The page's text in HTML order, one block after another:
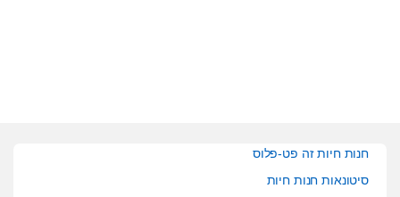
חנות חיות זה פט-פלוס
סיטונאות חנות חיות